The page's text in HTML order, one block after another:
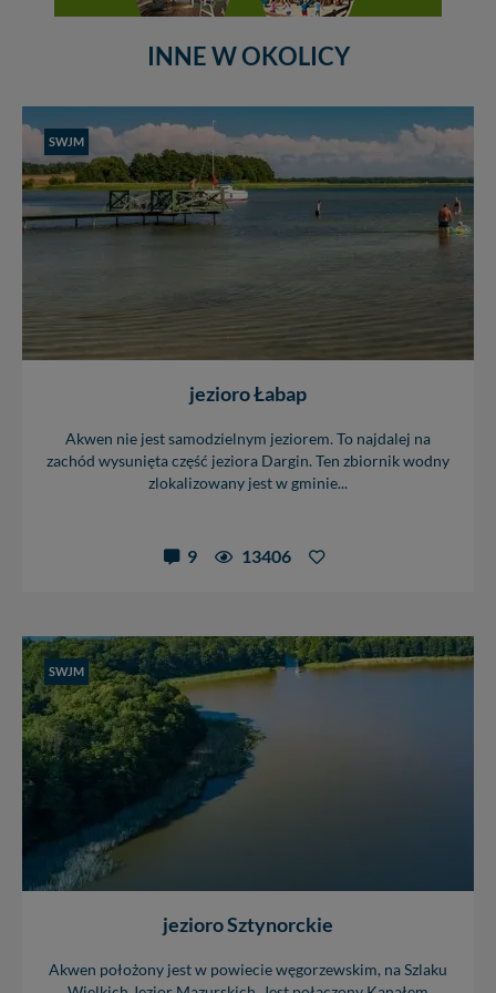
INNE W OKOLICY
SWJM
jezioro Łabap
Akwen nie jest samodzielnym jeziorem. To najdalej na
zachód wysunięta część jeziora Dargin. Ten zbiornik wodny
zlokalizowany jest w gminie...
9 13406
SWJM
jezioro Sztynorckie
Akwen położony jest w powiecie węgorzewskim, na Szlaku